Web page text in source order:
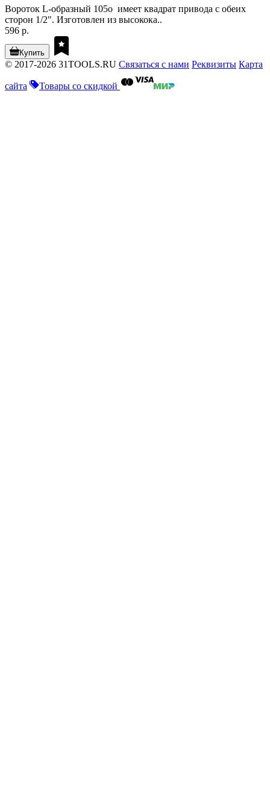
Вороток L-образный 105о имеет квадрат привода с обеих
сторон 1/2". Изготовлен из высокока..
596 р.
Купить
© 2017-2026 31TOOLS.RU Связаться с нами Реквизиты Карта
сайта Товары со скидкой